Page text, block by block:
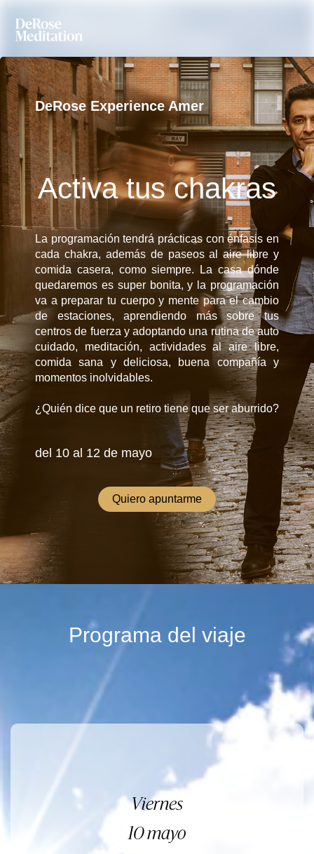
DeRose Experience Amer
Activa tus chakras
La programación tendrá prácticas con énfasis en
cada chakra, además de paseos al aire libre y
comida casera, como siempre. La casa dónde
quedaremos es super bonita, y la programación
va a preparar tu cuerpo y mente para el cambio
de estaciones, aprendiendo más sobre tus
centros de fuerza y adoptando una rutina de auto
cuidado, meditación, actividades al aire libre,
comida sana y deliciosa, buena compañía y
momentos inolvidables.
¿Quién dice que un retiro tiene que ser aburrido?
del 10 al 12 de mayo
Quiero apuntarme
Programa del viaje
Viernes
10 mayo